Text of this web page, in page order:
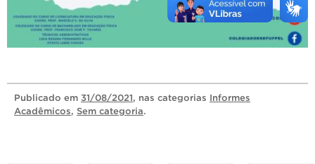
Publicado em 31/08/2021, nas categorias Informes
Acadêmicos, Sem categoria.